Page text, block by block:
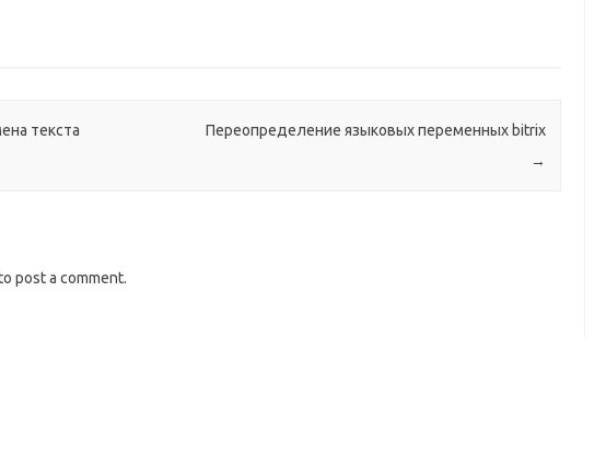
текста
Переопределение языковых переменных bitrix
→
post a comment.